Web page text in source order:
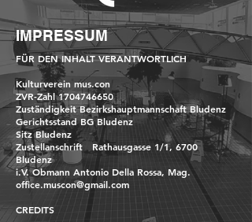
IMPRESSUM
FÜR DEN INHALT VERANTWORTLICH
Kulturverein mus.con
ZVR-Zahl1704746650
Zuständigkeit Bezirkshauptmannschaft Bludenz
Gerichtsstand BG Bludenz
Sitz Bludenz
Zustellanschrift Rathausgasse 1/1, 6700
Bludenz
i.V. Obmann Antonio Della Rossa, Mag.
office.muscon@gmail.com
CREDITS